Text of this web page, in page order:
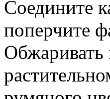
Соедините
поперчите
Обжаривать